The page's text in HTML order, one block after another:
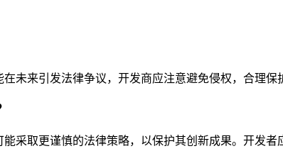
未来引发法律争议，开发商应注意避免侵权，合理保
采取更谨慎的法律策略，以保护其创新成果。开发者